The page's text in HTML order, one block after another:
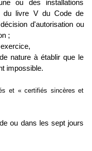
ou des installations
du livre V du Code de
d'autorisation ou
;
nature à établir que le
impossible.
et « certifiés sincères et
ou dans les sept jours